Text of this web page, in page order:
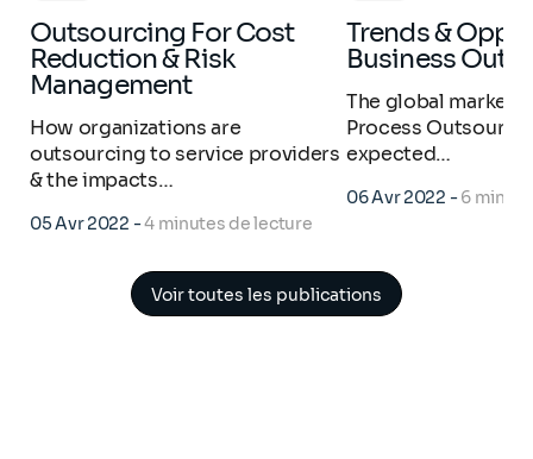
Outsourcing For Cost
Reduction & Risk
Management
How organizations are
outsourcing to service providers
& the impacts…
05 Avr 2022 -4 minutes de lecture
Trends & Opportunities:
Business
The global market
Process
expected…
06 Avr 2022 -6
Voir toutes les publications